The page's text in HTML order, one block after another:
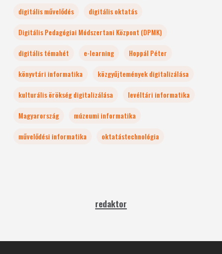
digitális művelődés
digitális oktatás
Digitális Pedagógiai Módszertani Központ (DPMK)
digitális témahét
e-learning
Hoppál Péter
könyvtári informatika
közgyűjtemények digitalizálása
kulturális örökség digitalizálása
levéltári informatika
Magyarország
múzeumi informatika
művelődési informatika
oktatástechnológia
redaktor